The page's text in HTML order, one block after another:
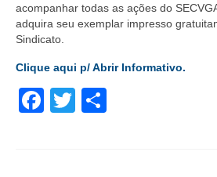
Missão
Assessoria Jurídica
acompanhar todas as ações do
adquira seu exemplar impresso
Sindicato.
Clique aqui p/ Abrir Informativo.
Facebook
Twitter